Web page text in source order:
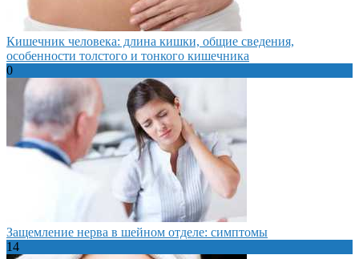
Кишечник человека: длина кишки, общие сведения,
особенности толстого и тонкого кишечника
0
Защемление нерва в шейном отделе: симптомы
14